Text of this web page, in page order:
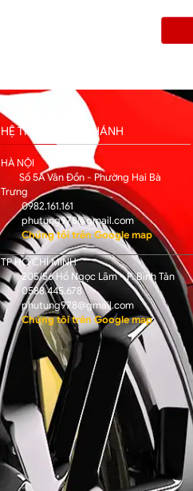
HỆ THỐNG CHI NHÁNH
HÀ NỘI
Số 5A Vân Đồn - Phường Hai Bà
Trưng
0982.161.161
phutung978@gmail.com
Chúng tôi trên Google map
TP HỒ CHÍ MINH
205/56 Hồ Ngọc Lãm - P. Bình Tân
0588.445.678
phutung978@gmail.com
Chúng tôi trên Google map